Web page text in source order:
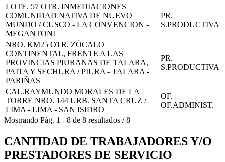
LOTE. 57 OTR. INMEDIACIONES
COMUNIDAD NATIVA DE NUEVO
MUNDO / CUSCO - LA CONVENCION -
MEGANTONI
PR.
S.PRODUCTIVA
NRO. KM25 OTR. ZÓCALO
CONTINENTAL, FRENTE A LAS
PROVINCIAS PIURANAS DE TALARA,
PAITA Y SECHURA / PIURA - TALARA -
PARIÑAS
PR.
S.PRODUCTIVA
CAL.RAYMUNDO MORALES DE LA
TORRE NRO. 144 URB. SANTA CRUZ /
LIMA - LIMA - SAN ISIDRO
OF.
OF.ADMINIST.
Mostrando Pág. 1 - 8 de 8 resultados /8
CANTIDAD DE TRABAJADORES Y/O
PRESTADORES DE SERVICIO